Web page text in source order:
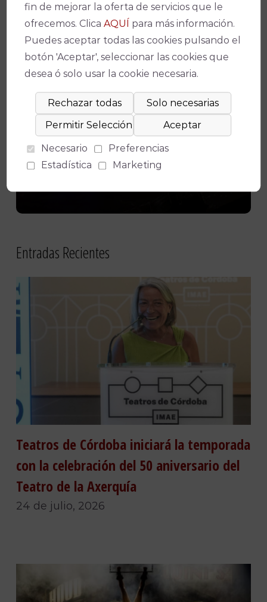
Consiento el uso de mis datos
personales para recibir publicidad de
su entidad.
Entradas Recientes
Teatros de Córdoba iniciará la temporada
con la celebración del 50 aniversario del
Teatro de la Axerquía
24 de julio, 2026
fin de mejorar la oferta de servicios que le
ofrecemos. ClicaAQUÍ para más información.
Puedes aceptar todas las cookies pulsando el
botón 'Aceptar', seleccionar las cookies que
desea ó solo usar la cookie necesaria.
Necesario
Preferencias
Estadística
Marketing